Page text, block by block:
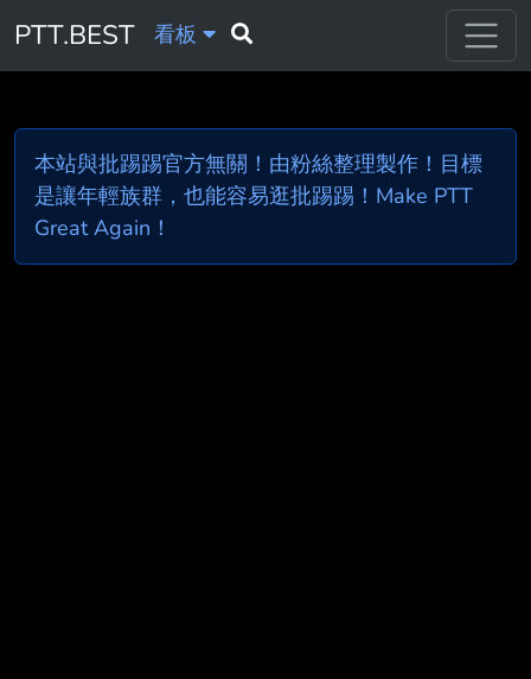
PTT.BEST 看板
本站與批踢踢官方無關！由粉絲整理製作！目標
是讓年輕族群，也能容易逛批踢踢！Make PTT
Great Again！